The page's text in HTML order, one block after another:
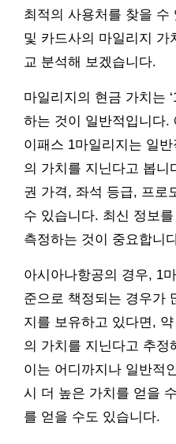
최적의 사용처를 찾을
및 카드사의 마일리지 가
교 분석해 보겠습니다.
마일리지의 현금 가치는
하는 것이 일반적입니다.
이패스 1마일리지는 일반
의 가치를 지닌다고 봅니
권 가격, 좌석 등급, 프로
수 있습니다. 최신 정보
측정하는 것이 중요합니
아시아나항공의 경우, 1
준으로 책정되는 경우가
지를 보유하고 있다면,
의 가치를 지닌다고 추정
이는 어디까지나 일반적
시 더 높은 가치를 얻을
를 얻을 수도 있습니다.